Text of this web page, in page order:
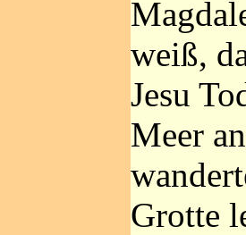
weiß,
Jesu
Meer
Grotte